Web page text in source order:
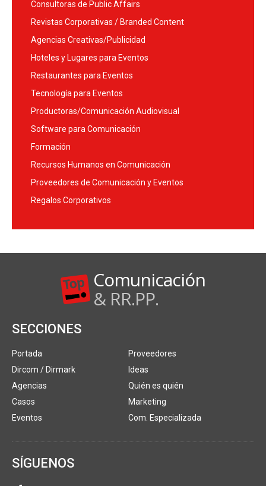
Consultoras de Public Affairs
Revistas Corporativas / Branded Content
Agencias Creativas/Publicidad
Hoteles y Lugares para Eventos
Restaurantes para Eventos
Tecnología para Eventos
Productoras/Comunicación Audiovisual
Software para Comunicación
Formación
Recursos Humanos en Comunicación
Proveedores de Comunicación y Eventos
Regalos Corporativos
Comunicación
& RR.PP.
SECCIONES
Portada
Dircom / Dirmark
Agencias
Casos
Eventos
Proveedores
Ideas
Quién es quién
Marketing
Com. Especializada
SÍGUENOS